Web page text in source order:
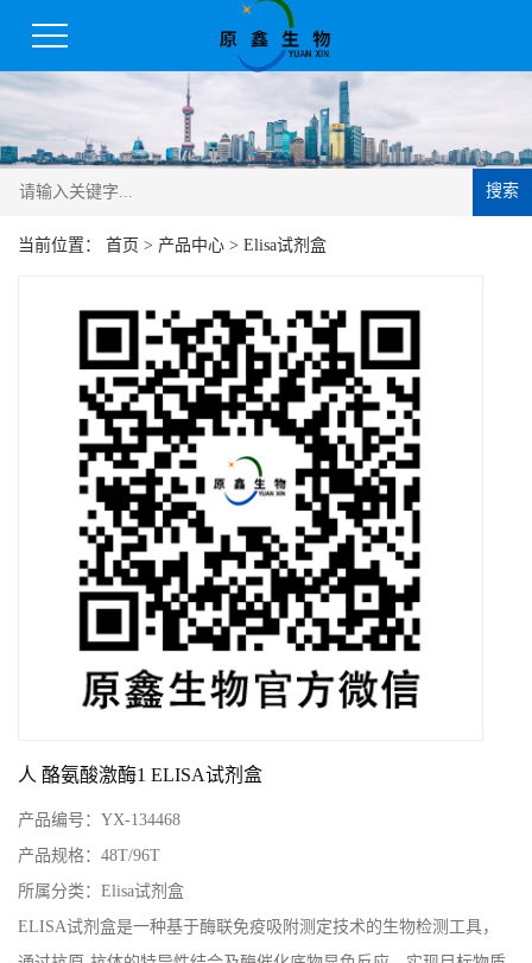
搜索
当前位置： 首页 > 产品中心 > Elisa试剂盒
人 酪氨酸激酶1 ELISA试剂盒
产品编号： YX-134468
产品规格： 48T/96T
所属分类： Elisa试剂盒
ELISA试剂盒是一种基于酶联免疫吸附测定技术的生物检测工具，